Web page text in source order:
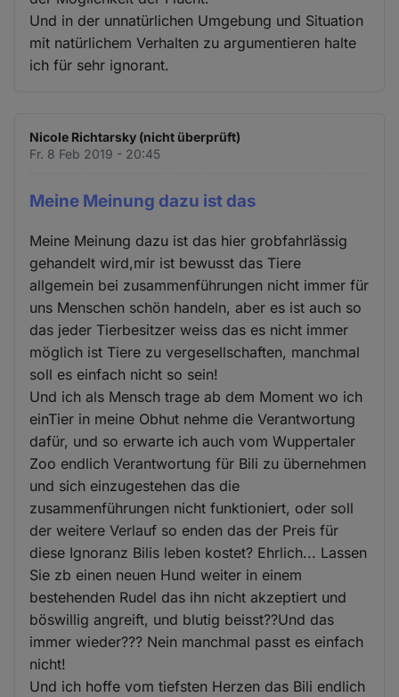
Und in der unnatürlichen Umgebung und Situation
mit natürlichem Verhalten zu argumentieren halte
ich für sehr ignorant.
Nicole Richtarsky (nicht überprüft)
Fr. 8 Feb 2019 - 20:45
Meine Meinung dazu ist das
Meine Meinung dazu ist das hier grobfahrlässig
gehandelt wird,mir ist bewusst das Tiere
allgemein bei zusammenführungen nicht immer für
uns Menschen schön handeln, aber es ist auch so
das jeder Tierbesitzer weiss das es nicht immer
möglich ist Tiere zu vergesellschaften, manchmal
soll es einfach nicht so sein!
Und ich als Mensch trage ab dem Moment wo ich
einTier in meine Obhut nehme die Verantwortung
dafür, und so erwarte ich auch vom Wuppertaler
Zoo endlich Verantwortung für Bili zu übernehmen
und sich einzugestehen das die
zusammenführungen nicht funktioniert, oder soll
der weitere Verlauf so enden das der Preis für
diese Ignoranz Bilis leben kostet? Ehrlich... Lassen
Sie zb einen neuen Hund weiter in einem
bestehenden Rudel das ihn nicht akzeptiert und
böswillig angreift, und blutig beisst??Und das
immer wieder??? Nein manchmal passt es einfach
nicht!
Und ich hoffe vom tiefsten Herzen das Bili endlich